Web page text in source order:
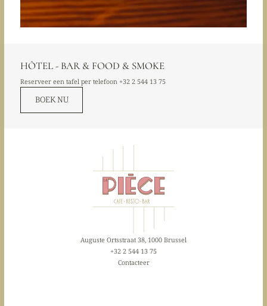
HÔTEL - BAR & FOOD & SMOKE
Reserveer een tafel per telefoon +32 2 544 13 75
BOEK NU
Auguste Ortsstraat 38, 1000 Brussel
+32 2 544 13 75
Contacteer